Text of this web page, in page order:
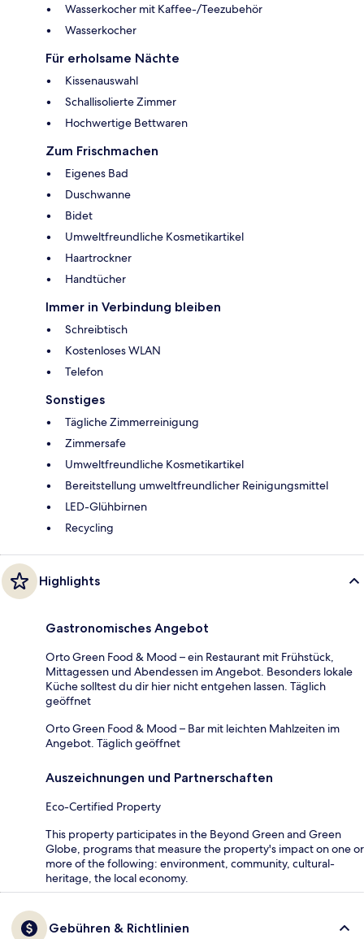
Wasserkocher mit Kaffee-/Teezubehör
Wasserkocher
Für erholsame Nächte
Kissenauswahl
Schallisolierte Zimmer
Hochwertige Bettwaren
Zum Frischmachen
Eigenes Bad
Duschwanne
Bidet
Umweltfreundliche Kosmetikartikel
Haartrockner
Handtücher
Immer in Verbindung bleiben
Schreibtisch
Kostenloses WLAN
Telefon
Sonstiges
Tägliche Zimmerreinigung
Zimmersafe
Umweltfreundliche Kosmetikartikel
Bereitstellung umweltfreundlicher Reinigungsmittel
LED-Glühbirnen
Recycling
Highlights
Gastronomisches Angebot
Orto Green Food & Mood – ein Restaurant mit Frühstück,
Mittagessen und Abendessen im Angebot. Besonders lokale
Küche solltest du dir hier nicht entgehen lassen. Täglich
geöffnet
Orto Green Food & Mood – Bar mit leichten Mahlzeiten im
Angebot. Täglich geöffnet
Auszeichnungen und Partnerschaften
Eco-Certified Property
This property participates in the Beyond Green and Green
Globe, programs that measure the property's impact on one or
more of the following: environment, community, cultural-
heritage, the local economy.
Gebühren & Richtlinien